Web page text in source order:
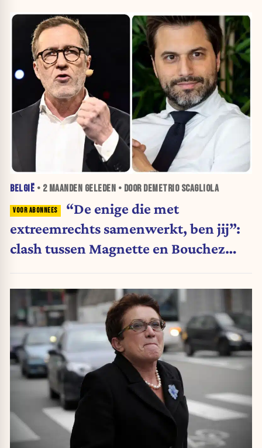
BELGIË • 2 MAANDEN GELEDEN • DOOR DEMETRIO SCAGLIOLA
“De enige die met
extreemrechts samenwerkt, ben jij”:
clash tussen Magnette en Bouchez